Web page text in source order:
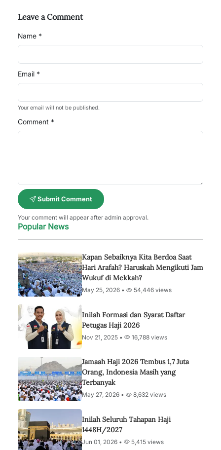
Leave a Comment
Name *
Email *
Your email will not be published.
Comment *
Submit Comment
Your comment will appear after admin approval.
Popular News
Kapan Sebaiknya Kita Berdoa Saat
Hari Arafah? Haruskah Mengikuti Jam
Wukuf di Mekkah?
May 25, 2026 • 54,446 views
Inilah Formasi dan Syarat Daftar
Petugas Haji 2026
Nov 21, 2025 • 16,788 views
Jamaah Haji 2026 Tembus 1,7 Juta
Orang, Indonesia Masih yang
Terbanyak
May 27, 2026 • 8,632 views
Inilah Seluruh Tahapan Haji
1448H/2027
Jun 01, 2026 • 5,415 views